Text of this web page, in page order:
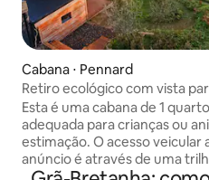
Cabana ⋅ Pennard
Retiro ecológico com vista
deslumbrante baía de Pwlldu
Esta é uma cabana de 1
adequada para crianças ou
estimação. O acesso veicular a este
anúncio é através de uma
fazenda com 3/4 de milha de